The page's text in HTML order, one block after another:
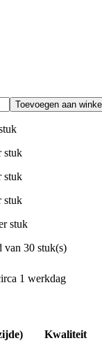
Toevoegen aan
stuk
stuk
stuk
stuk
van 30 stuk(s)
1 werkdag
Kwaliteit